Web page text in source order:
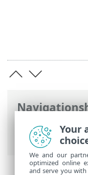
ESET Online-
Erweiterte
Your
We and our
optimized online
and serve you